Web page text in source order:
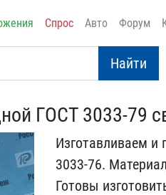
Спрос Авто Форум
Найти
ГОС​Т 3033-79
Изготавливаем и
3033-76.
Готовы